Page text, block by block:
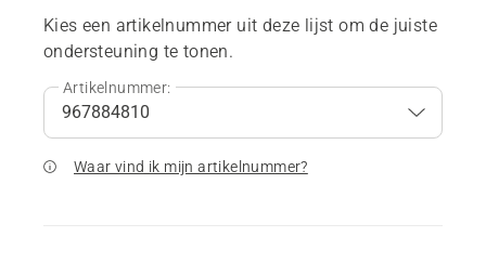
Kies een artikelnummer uit deze lijst om de juiste
ondersteuning te tonen.
Artikelnummer:
Waar vind ik mijn artikelnummer?